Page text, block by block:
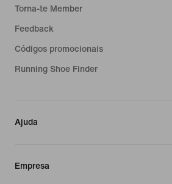
Torna-te Member
Feedback
Códigos promocionais
Running Shoe Finder
Ajuda
Empresa